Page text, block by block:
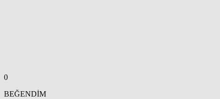
0
BEĞENDİM